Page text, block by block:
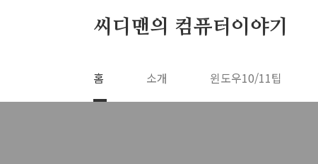
씨디맨의 컴퓨터이야기
홈 소개 윈도우10/11팁